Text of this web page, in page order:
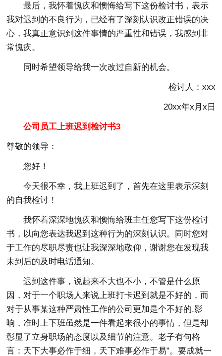
最后，我怀着愧疚和懊悔给写下这份检讨书，表示
我对迟到的不良行为，已经有了深刻认识改正错误的决
心，我真正意识到这件事情的严重性和错误，我感到非
常愧疚。
同时希望领导给我一次改过自新的机会。
检讨人：xxx
20xx年x月x日
公司员工上班迟到检讨书3
尊敬的领导：
您好！
今天很不幸，我上班迟到了，首先在这里表示深刻
的自我检讨！
我怀着深深地愧疚和懊悔给班主任您写下这份检讨
书，以向您表达我迟到这种行为的深刻认识。同时您对
于工作的尽职尽责也让我深深地敬仰，谢谢您在发现我
未到后的及时电话通知。
迟到这件事，说起来不大也不小，不管是什么原
因，对于一个职场人来说上班打卡迟到就是不好的，而
对于从事某这种严肃性工作的公司更加是个不好的.影
响，准时上下班虽然是一件看起来很小的事情，但是却
彰显了立身职场的态度以及细节的注意。老子有句格
言：天下大事必作于细，天下难事必作于易”。要成就一